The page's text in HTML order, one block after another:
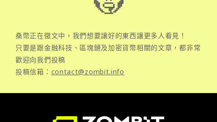
桑幣正在徵文中，我們想要讓好的東西讓更多人看見！
只要是跟金融科技、區塊鏈及加密貨幣相關的文章，都非常
歡迎向我們投稿
投稿信箱： contact@zombit.info